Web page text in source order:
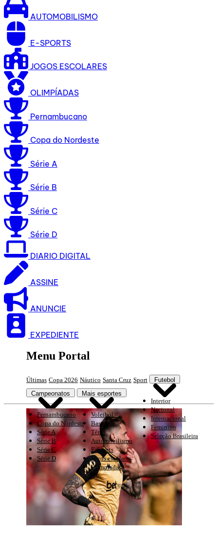
AUTOMOBILISMO
E-SPORTS
JOGOS ESCOLARES
OLIMPÍADAS
Pernambucano
Copa do Nordeste
Série A
Série B
Série C
Série D
DIARIO DIGITAL
ASSINE
ANUNCIE
EXPEDIENTE
Menu Portal
Últimas Copa 2026 Náutico Santa Cruz Sport Futebol
Interior
Nacional
Internacional
Feminino
Seleção Brasileira
Campeonatos
Pernambucano
Copa do Nordeste
Série A
Série B
Série C
Série D
Mais esportes
Voleibol
Basquete
Tênis
Automobilismo
E-Sports
Jogos escolares
Olimpíadas